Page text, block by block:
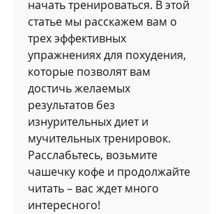
начать тренироваться. В этой
статье мы расскажем вам о
трех эффективных
упражнениях для похудения,
которые позволят вам
достичь желаемых
результатов без
изнурительных диет и
мучительных тренировок.
Расслабьтесь, возьмите
чашечку кофе и продолжайте
читать – вас ждет много
интересного!